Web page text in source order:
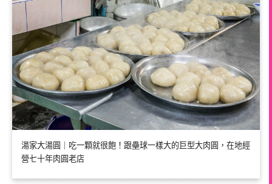
湯家大湯圓｜吃一顆就很飽！跟壘球一樣大的巨型大肉圓，在地經
營七十年肉圓老店